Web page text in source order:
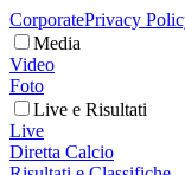
CorporatePrivacy
Media
Video
Foto
Live e Risultati
Live
Diretta Calcio